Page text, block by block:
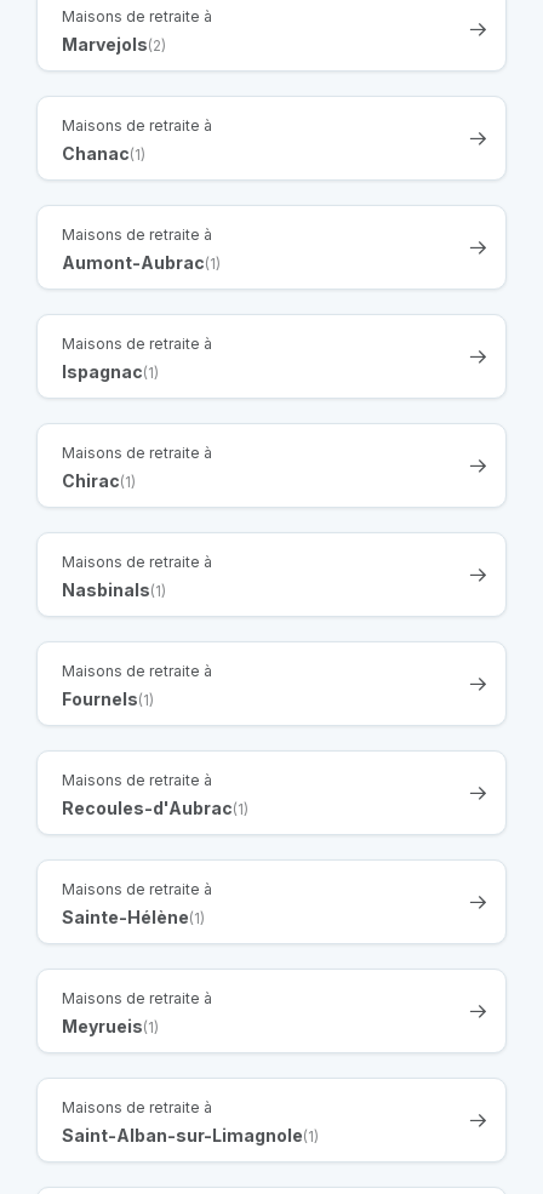
Maisons de retraite à
Marvejols(2)
Maisons de retraite à
Chanac(1)
Maisons de retraite à
Aumont-Aubrac(1)
Maisons de retraite à
Ispagnac(1)
Maisons de retraite à
Chirac(1)
Maisons de retraite à
Nasbinals(1)
Maisons de retraite à
Fournels(1)
Maisons de retraite à
Recoules-d'Aubrac(1)
Maisons de retraite à
Sainte-Hélène(1)
Maisons de retraite à
Meyrueis(1)
Maisons de retraite à
Saint-Alban-sur-Limagnole(1)